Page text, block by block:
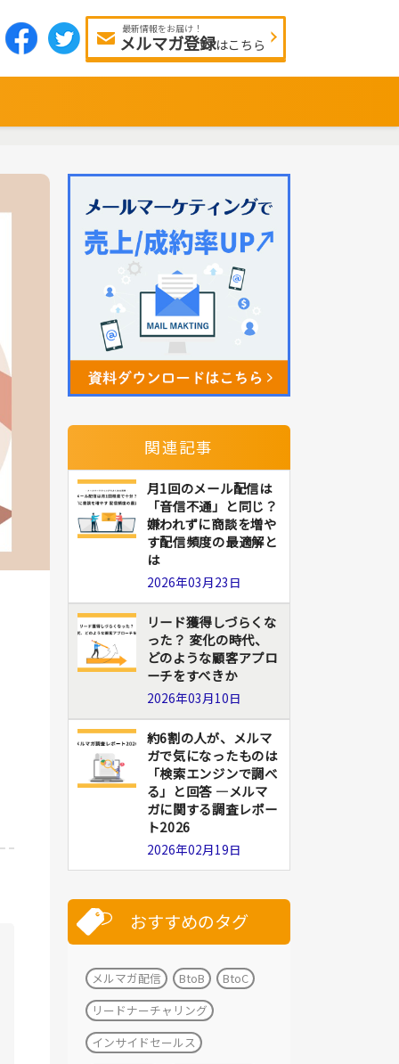
最新情報をお届け！
メルマガ登録はこちら
関連記事
月1回のメール配信は
「音信不通」と同じ？
嫌われずに商談を増や
す配信頻度の最適解と
は
2026年03月23日
リード獲得しづらくな
った？ 変化の時代、
どのような顧客アプロ
ーチをすべきか
2026年03月10日
約6割の人が、メルマ
ガで気になったものは
「検索エンジンで調べ
る」と回答 ―メルマ
ガに関する調査レポー
ト2026
2026年02月19日
おすすめのタグ
メルマガ配信 BtoB
BtoC
リードナーチャリング
インサイドセールス